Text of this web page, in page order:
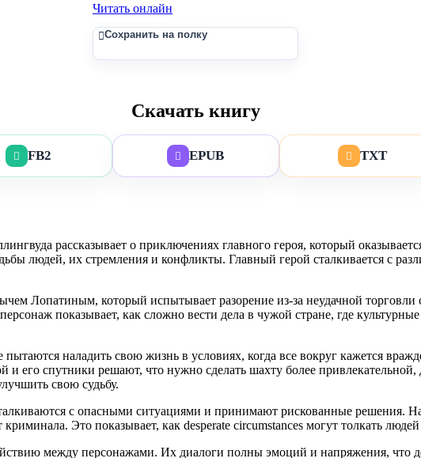
Читать онлайн
Сохранить на полку
Скачать книгу
FB2 EPUB TXT
рассказывает о приключениях главного героя, который
людей, их стремления и конфликты. Главный герой сталкивается с
Лопатиным, который испытывает разорение из-за неудачной
показывает, как сложно вести дела в чужой стране, где
наладить свою жизнь в условиях, когда все вокруг кажется
его спутники решают, что нужно сделать шахту более привлекательной,
свою судьбу.
с опасными ситуациями и принимают рискованные решения.
Это показывает, как desperate circumstances могут толкать
между персонажами. Их диалоги полны эмоций и напряжения, что